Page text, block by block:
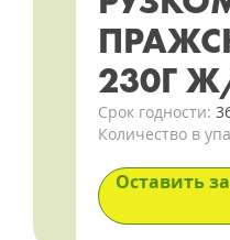
230Г
Срок годности:
Количество в
Оставить